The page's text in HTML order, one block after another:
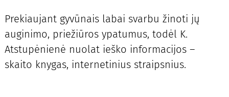
Prekiaujant gyvūnais labai svarbu žinoti jų
auginimo, priežiūros ypatumus, todėl K.
Atstupėnienė nuolat ieško informacijos –
skaito knygas, internetinius straipsnius.